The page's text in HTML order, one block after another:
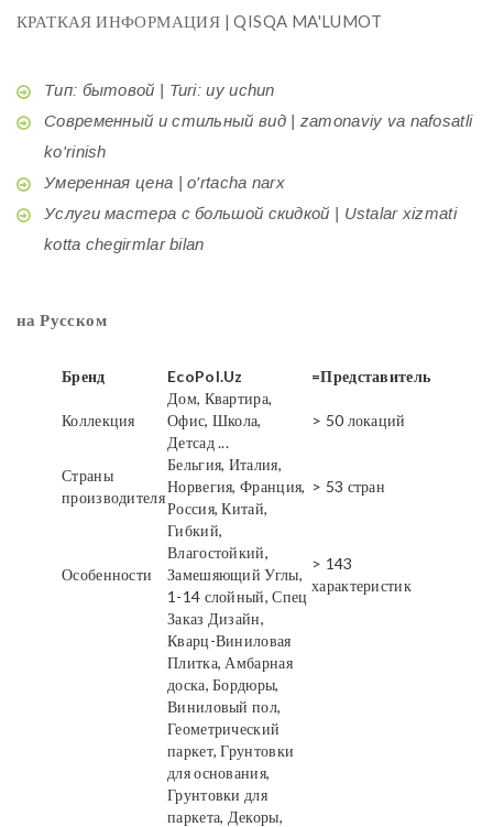
КРАТКАЯ ИНФОРМАЦИЯ | QISQA MA'LUMOT
Тип: бытовой | Turi: uy uchun
Современный и стильный вид | zamonaviy va nafosatli
ko'rinish
Умеренная цена | o'rtacha narx
Услуги мастера с большой скидкой | Ustalar xizmati
kotta chegirmlar bilan
на Русском
Бренд EcoPol.Uz =Представитель
Коллекция
Дом, Квартира,
Офис, Школа,
Детсад ...
> 50 локаций
Страны
производителя
Бельгия, Италия,
Норвегия, Франция,
Россия, Китай,
> 53 стран
Особенности
Гибкий,
Влагостойкий,
Замешяющий Углы,
1-14 слойный, Спец
Заказ Дизайн,
> 143
характеристик
Кварц-Виниловая
Плитка, Амбарная
доска, Бордюры,
Виниловый пол,
Геометрический
паркет, Грунтовки
для основания,
Грунтовки для
паркета, Декоры,